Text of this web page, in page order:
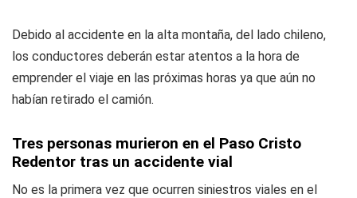
Debido al accidente en la alta montaña, del lado chileno,
los conductores deberán estar atentos a la hora de
emprender el viaje en las próximas horas ya que aún no
habían retirado el camión.
Tres personas murieron en el Paso Cristo
Redentor tras un accidente vial
No es la primera vez que ocurren siniestros viales en el